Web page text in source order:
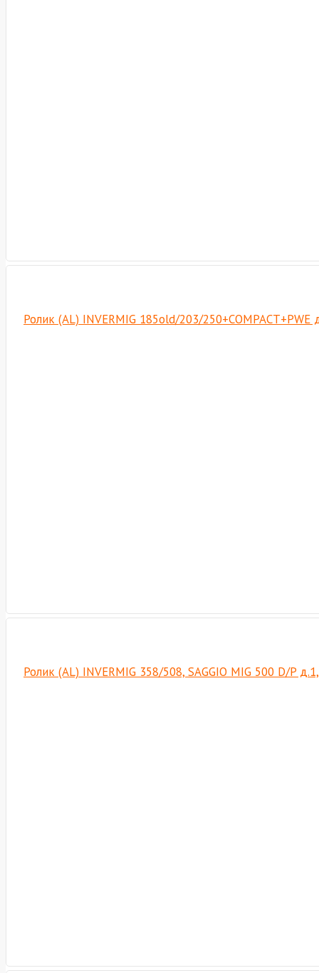
Ролик (AL) INVERMIG 185old/203/
Ролик (AL) INVERMIG 358/508, SAGGIO MIG 500 D/P